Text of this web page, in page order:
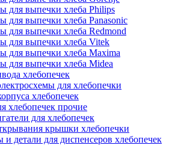
для выпечки хлеба Philips
для выпечки хлеба Panasonic
для выпечки хлеба Redmond
для выпечки хлеба Vitek
для выпечки хлеба Maxima
для выпечки хлеба Midea
хлебопечек
для хлебопечки
хлебопечек
хлебопечек прочие
для хлебопечек
крышки хлебопечки
и детали для диспенсеров хлебопечек